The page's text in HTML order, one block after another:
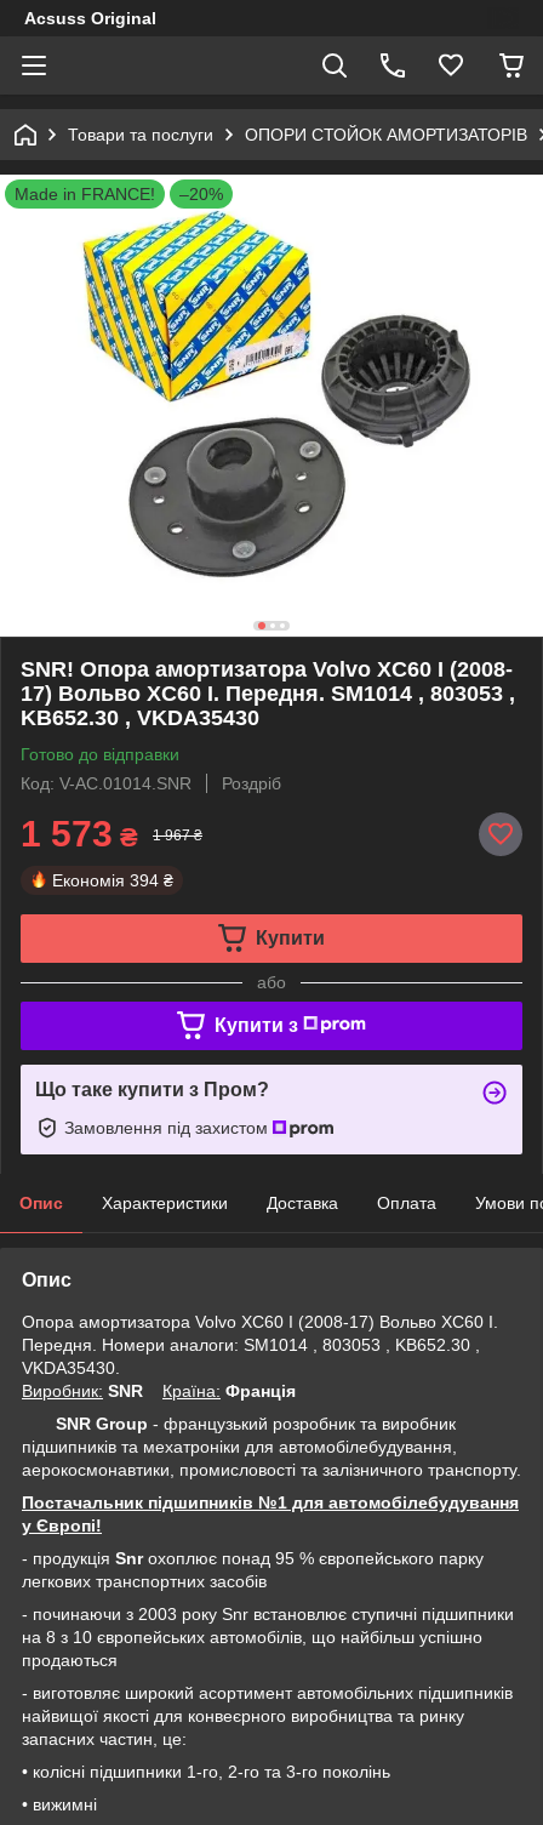
Acsuss Original
Товари та послуги ОПОРИ СТОЙОК АМОРТИЗАТОРІВ
Made in FRANCE! –20%
SNR! Опора амортизатора Volvo XC60 I (2008-
17) Вольво XC60 I. Передня. SM1014 , 803053 ,
KB652.30 , VKDA35430
Готово до відправки
Код: V-AC.01014.SNR
Роздріб
1 573 ₴ 1 967 ₴
Економія 394 ₴
Купити
або
Купити з
Що таке купити з Пром?
Замовлення під захистом
Опис Характеристики Доставка Оплата Умови
Опис
Опора амортизатора Volvo XC60 I (2008-17) Вольво XC60 I.
Передня. Номери аналоги: SM1014 , 803053 , KB652.30 ,
VKDA35430.
Виробник: SNR Крaїна: Франція
SNR Group - французький розробник та виробник
підшипників та мехатроніки для автомобілебудування,
аерокосмонавтики, промисловості та залізничного транспорту.
Постачальник підшипників №1 для автомобілебудування
у Європі!
- продукція Snrохоплює понад 95 % європейського парку
легкових транспортних засобів
- починаючи з 2003 року Snr встановлює ступичні підшипники
на 8 з 10 європейських автомобілів, що найбільш успішно
продаються
- виготовляє широкий асортимент автомобільних підшипників
найвищої якості для конвеєрного виробництва та ринку
запасних частин, це:
• колісні підшипники 1-го, 2-го та 3-го поколінь
• вижимні